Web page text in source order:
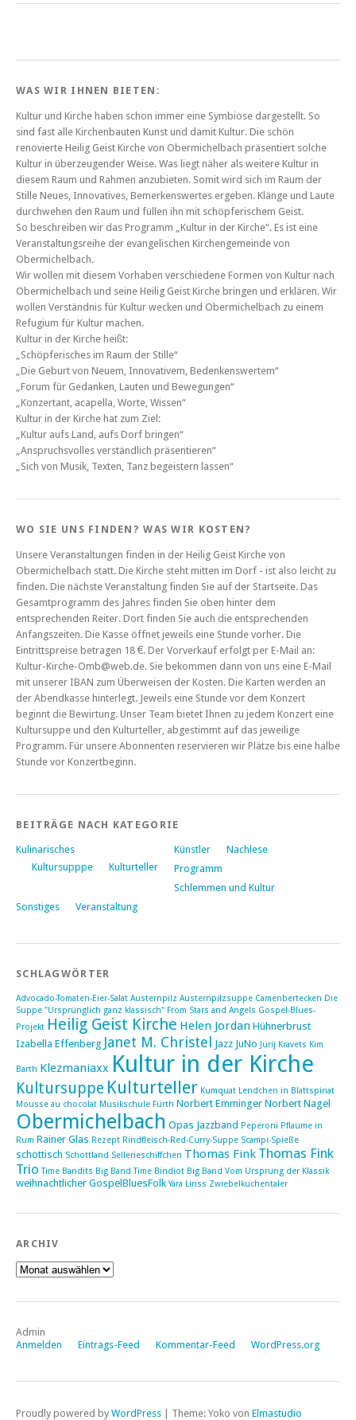
WAS WIR IHNEN BIETEN:
Kultur und Kirche haben schon immer eine Symbiose dargestellt. So
sind fast alle Kirchenbauten Kunst und damit Kultur. Die schön
renovierte Heilig Geist Kirche von Obermichelbach präsentiert solche
Kultur in überzeugender Weise. Was liegt näher als weitere Kultur in
diesem Raum und Rahmen anzubieten. Somit wird sich im Raum der
Stille Neues, Innovatives, Bemerkenswertes ergeben. Klänge und Laute
durchwehen den Raum und füllen ihn mit schöpferischem Geist.
So beschreiben wir das Programm „Kultur in der Kirche“. Es ist eine
Veranstaltungsreihe der evangelischen Kirchengemeinde von
Obermichelbach.
Wir wollen mit diesem Vorhaben verschiedene Formen von Kultur nach
Obermichelbach und seine Heilig Geist Kirche bringen und erklären. Wir
wollen Verständnis für Kultur wecken und Obermichelbach zu einem
Refugium für Kultur machen.
Kultur in der Kirche heißt:
„Schöpferisches im Raum der Stille“
„Die Geburt von Neuem, Innovativem, Bedenkenswertem“
„Forum für Gedanken, Lauten und Bewegungen“
„Konzertant, acapella, Worte, Wissen“
Kultur in der Kirche hat zum Ziel:
„Kultur aufs Land, aufs Dorf bringen“
„Anspruchsvolles verständlich präsentieren“
„Sich von Musik, Texten, Tanz begeistern lassen“
WO SIE UNS FINDEN? WAS WIR KOSTEN?
Unsere Veranstaltungen finden in der Heilig Geist Kirche von
Obermichelbach statt. Die Kirche steht mitten im Dorf - ist also leicht zu
finden. Die nächste Veranstaltung finden Sie auf der Startseite. Das
Gesamtprogramm des Jahres finden Sie oben hinter dem
entsprechenden Reiter. Dort finden Sie auch die entsprechenden
Anfangszeiten. Die Kasse öffnet jeweils eine Stunde vorher. Die
Eintrittspreise betragen 18 €. Der Vorverkauf erfolgt per E-Mail an:
Kultur-Kirche-Omb@web.de. Sie bekommen dann von uns eine E-Mail
mit unserer IBAN zum Überweisen der Kosten. Die Karten werden an
der Abendkasse hinterlegt. Jeweils eine Stunde vor dem Konzert
beginnt die Bewirtung. Unser Team bietet Ihnen zu jedem Konzert eine
Kultursuppe und den Kulturteller, abgestimmt auf das jeweilige
Programm. Für unsere Abonnenten reservieren wir Plätze bis eine halbe
Stunde vor Konzertbeginn.
BEITRÄGE NACH KATEGORIE
Kulinarisches
Kultursupppe
Kulturteller
Künstler
Nachlese
Programm
Schlemmen und Kultur
Sonstiges
Veranstaltung
SCHLAGWÖRTER
Advocado-Tomaten-Eier-Salat Austernpilz Austernpilzsuppe Camenbertecken Die
Suppe "Ursprünglich ganz klassisch" From Stars and Angels Gospel-Blues-
Projekt Heilig Geist Kirche Helen Jordan Hühnerbrust
Izabella Effenberg Janet M. Christel Jazz JuNo Jurij Kravets Kim
Barth Klezmaniaxx Kultur in der Kirche
Kultursuppe Kulturteller Kumquat Lendchen in Blattspinat
Mousse au chocolat Musikschule Fürth Norbert Emminger Norbert Nagel
Obermichelbach Opas Jazzband Peperoni Pflaume in
Rum Rainer Glas Rezept Rindfleisch-Red-Curry-Suppe Scampi-Spieße
schottisch Schottland Sellerieschiffchen Thomas Fink Thomas Fink
Trio Time Bandits Big Band Time Bindiot Big Band Vom Ursprung der Klassik
weihnachtlicher GospelBluesFolk Yara Linss Zwiebelkuchentaler
ARCHIV
Archiv
Admin
Anmelden
Eintrags-Feed Kommentar-Feed WordPress.org
Proudly powered by WordPress Theme: Yoko von Elmastudio